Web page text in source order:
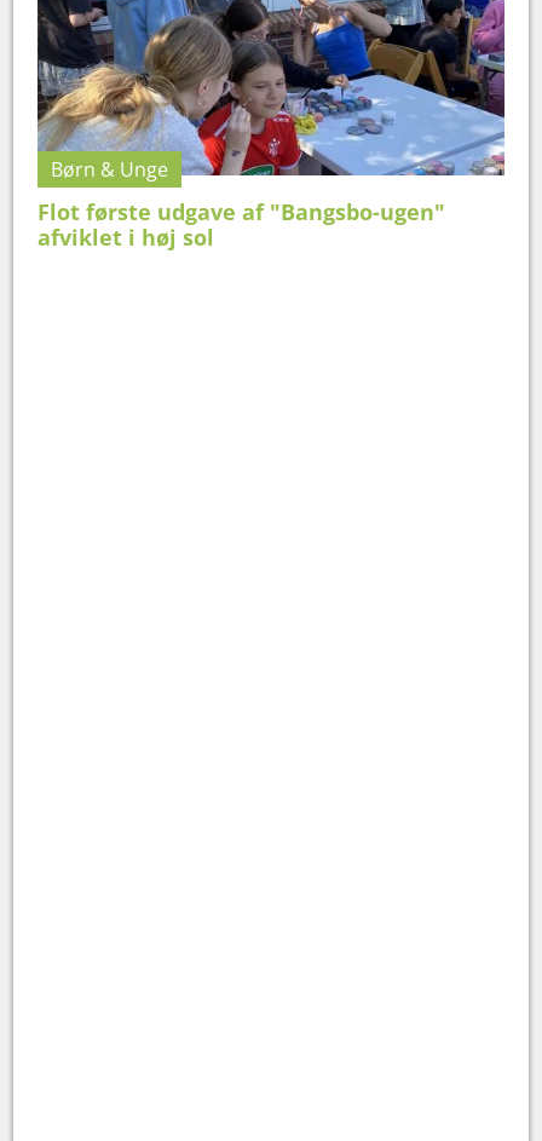
Børn & Unge
Flot første udgave af "Bangsbo-ugen"
afviklet i høj sol